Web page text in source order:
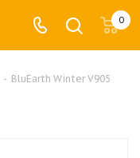
0
- BluEarth Winter V905